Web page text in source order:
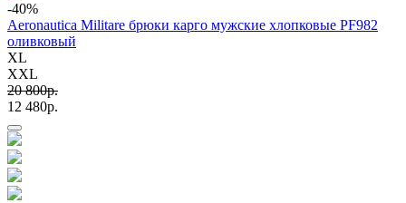
-40%
Aeronautica Militare брюки карго мужские хлопковые PF982
оливковый
XL
XXL
20 800p.
12 480p.